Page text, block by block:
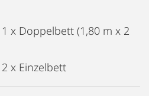
1 x Doppelbett (1,80 m x 2
2 x Einzelbett